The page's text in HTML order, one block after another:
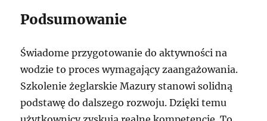
Podsumowanie
Świadome przygotowanie do aktywności na
wodzie to proces wymagający zaangażowania.
Szkolenie żeglarskie Mazury stanowi solidną
podstawę do dalszego rozwoju. Dzięki temu